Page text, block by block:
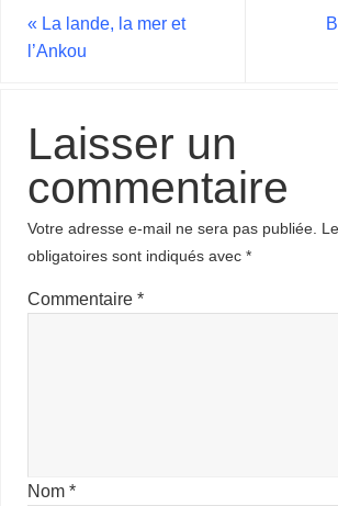
« La lande, la mer et
l’Ankou
Laisser un
commentaire
Votre adresse e-mail ne sera pas publiée.
obligatoires sont indiqués avec*
Commentaire*
Nom*